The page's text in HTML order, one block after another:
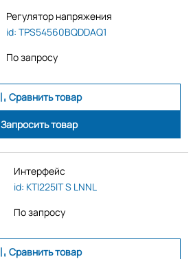
Регулятор напряжения
id: TPS54560BQDDAQ1
По запросу
Сравнить товар
Запросить товар
Интерфейс
id: KTI225IT S LNNL
По запросу
Сравнить товар